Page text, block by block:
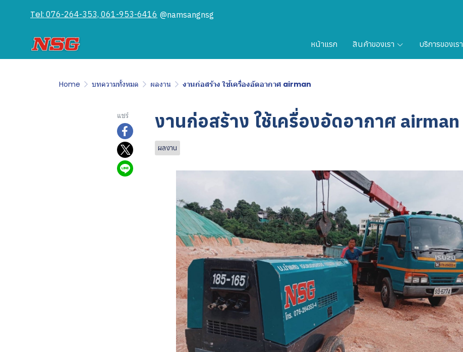
Tel: 076-264-353, 061-953-6416 @namsangnsg
หน้าแรก สินค้าของเรา บริการของเรา
Home บทความทั้งหมด ผลงาน งานก่อสร้าง ใช้เครื่องอัดอากาศ airman
แชร์ งานก่อสร้าง ใช้เครื่องอัดอากาศ airman
ผลงาน